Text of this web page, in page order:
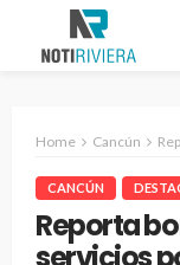
Home Cancún
CANCÚN
Reporta